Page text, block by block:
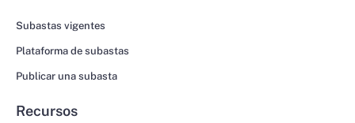
Subastas vigentes
Plataforma de subastas
Publicar una subasta
Recursos